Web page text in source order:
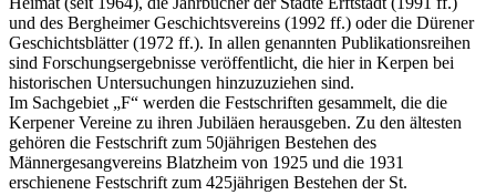
und des Bergheimer Geschichtsvereins (1992 ff.) oder die Dürener
Geschichtsblätter (1972 ff.). In allen genannten Publikationsreihen
sind Forschungsergebnisse veröffentlicht, die hier in Kerpen bei
historischen Untersuchungen hinzuzuziehen sind.
Im Sachgebiet „F“ werden die Festschriften gesammelt, die die
Kerpener Vereine zu ihren Jubiläen herausgeben. Zu den ältesten
gehören die Festschrift zum 50jährigen Bestehen des
Männergesangvereins Blatzheim von 1925 und die 1931
erschienene Festschrift zum 425jährigen Bestehen der St.